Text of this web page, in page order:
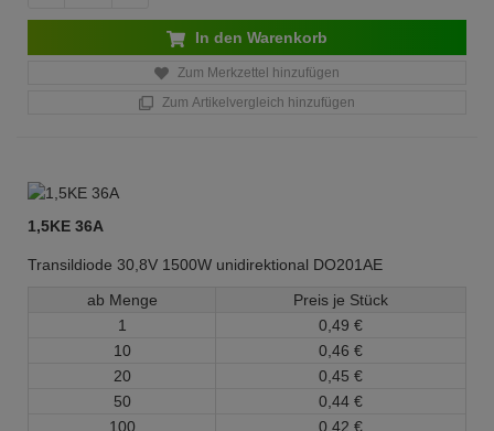
In den Warenkorb
Zum Merkzettel hinzufügen
Zum Artikelvergleich hinzufügen
1,5KE 36A
Transildiode 30,8V 1500W unidirektional DO201AE
ab Menge
Preis je Stück
1
0, 49 €
10
0, 46 €
20
0, 45 €
50
0, 44 €
100
0, 42 €